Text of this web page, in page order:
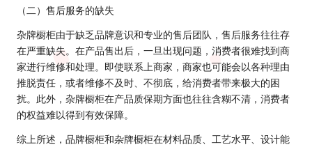
（二）售后服务的缺失
杂牌橱柜由于缺乏品牌意识和专业的售后团队，售后服务往往存
在严重缺失。在产品售出后，一旦出现问题，消费者很难找到商
家进行维修和处理。即使联系上商家，商家也可能会以各种理由
推脱责任，或者维修不及时、不彻底，给消费者带来极大的困
扰。此外，杂牌橱柜在产品质保期方面也往往含糊不清，消费者
的权益难以得到有效保障。
综上所述，品牌橱柜和杂牌橱柜在材料品质、工艺水平、设计能